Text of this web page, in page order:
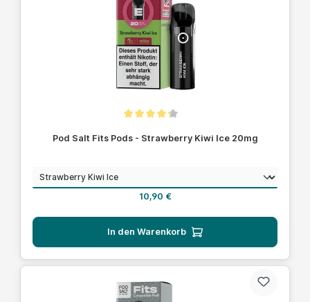
Pod Salt Fits Pods - Strawberry Kiwi Ice 20mg
Geschmackauswählen
Regulärer Preis:
10,90 €
In den Warenkorb